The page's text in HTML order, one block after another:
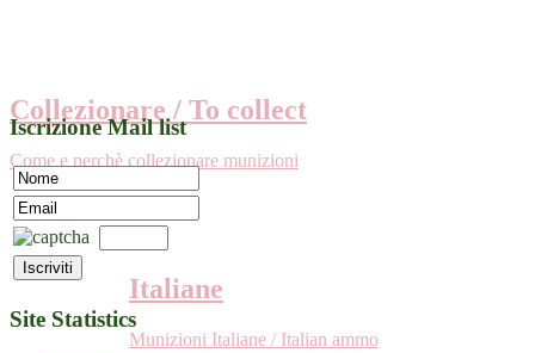
Collezionare / To collect
Come e perchè collezionare munizioni
Italiane
Munizioni Italiane / Italian ammo
Iscrizione Mail list
Site Statistics